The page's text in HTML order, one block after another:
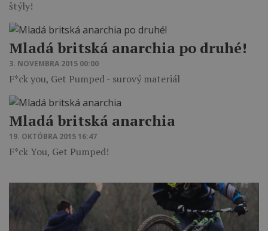
štýly!
Mladá britská anarchia po druhé!
3. NOVEMBRA 2015 00:00
F*ck you, Get Pumped - surový materiál
Mladá britská anarchia
19. OKTÓBRA 2015 16:47
F*ck You, Get Pumped!